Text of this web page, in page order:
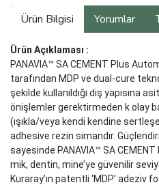
Ürün Bilgisi Yorumlar
Ürün Açıklaması :
PANAVIA™ SA CEMENT Plus
tarafın­dan MDP ve dual-cure
şekilde kullanıldığı diş yapısına
önişlemler gerektirmeden k olay
(ışıkla/veya kendi kendine
adhesive rezin simandır.
sayesinde PANAVIA™ SA
mik, dentin, mine’ye güvenilir
Kuraray’ın patentli ‘MDP’